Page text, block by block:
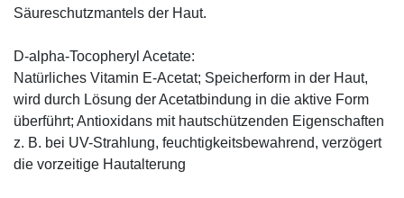
Säureschutzmantels der Haut.
D-alpha-Tocopheryl Acetate:
Natürliches Vitamin E-Acetat; Speicherform in der Haut,
wird durch Lösung der Acetatbindung in die aktive Form
überführt; Antioxidans mit hautschützenden Eigenschaften
z. B. bei UV-Strahlung, feuchtigkeitsbewahrend, verzögert
die vorzeitige Hautalterung